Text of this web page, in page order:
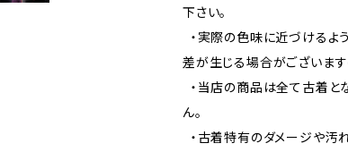
下さい。
・実際の色味に近づけるよ
差が生じる場合がございま
・当店の商品は全て古着と
ん。
・古着特有のダメージや汚